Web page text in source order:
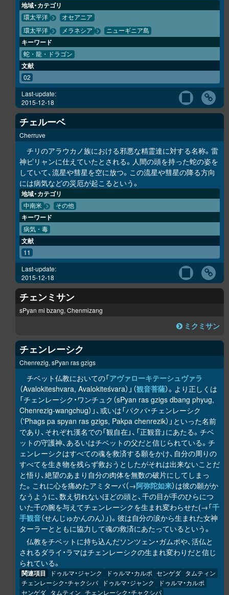
地域・カテゴリ
環太平洋
オセアニア
環太平洋
メラネシア ニューギニア島
キーワード
蛇・龍・ドラゴン
文献
02
Last-update:
2015-12-18
チェルーベ
Cherruve
チリのアラウカノ族における邪悪な精霊達に対する名称。雷
神ピリャンに仕えていたとされる。人間の頭を持った蛇の姿を
していて、流星や彗星を空に放つ。この流星や彗星の降る方向
には病気などの災厄が起こるという。
地域・カテゴリ
中南米 その他
キーワード
病気・毒
文献
11
Last-update:
2015-12-18
チェンミサン
sPyan mi bzang, Chenmizang
ミクミサン
チェンレーシク
Chenrezig, sPyan ras gzigs
チベット仏教においての「アヴァローキテーシュヴァラ
（Avalokiteshvara, Avalokiteśvara）」（観音菩薩）。より正しくは
「チェンレーシク・ワンチュク（sPyan ras gzigs dbang phyug,
Chenrezig-wangchug）」、或いは「パクパ・チェンレーシク
（'Phags pa spyan ras gzigs, Pakpa chenrezik）」といった名前
であり、それぞれ漢名での「観自在」、「正観音」にあたる。チベ
ットの守護神、あるいはチベットの父だと信じられている。チ
ェンレーシクはすべての魂を救済する願をかけ、自分の周りの
すべてを生き物を残らず救おうとしたがそれは出来ないことだ
と悟り、絶望のあまり自分の肉体を無数の破片にしてしまっ
た。これに心を痛めたアミターバ（→阿弥陀如来）は彼の願がか
なうように、数え切れないほどの頭と、千の目が手のひらにつ
いた千の腕を与えてチェンレーシクを生まれ変わらせた(→「千
手観音（せんじゅかんのん）」)。彼は自分の涙から生まれた女神
ターラーとともに協力して魂の救済にあたっているという。
仏教をチベットに持ち込んだソンツェン・ガムポや、活仏と
されるダライ・ラマはチェンレーシクの生まれ変わりだと信じ
られている。
関連項目 ドゥルマ・ジャンク ドゥルマ・カルポ センゲダ タムティン
チェンレーシク・チャクシパ
ドゥルマ・ジャンク
ドゥルマ・カルポ
センゲダ タムティン チェンレーシク・チャクシパ